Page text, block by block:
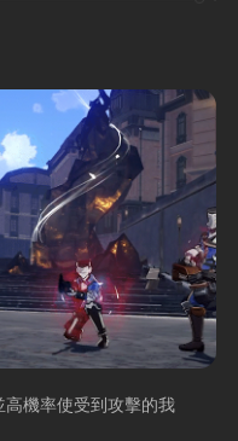
機率使受到攻擊的我